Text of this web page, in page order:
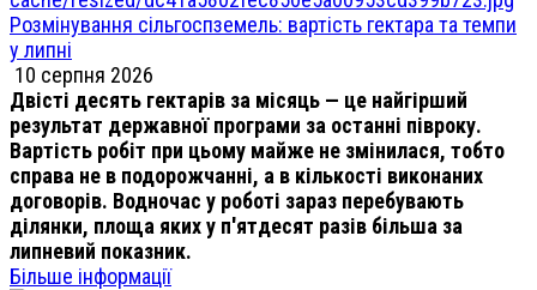
Розмінування сільгоспземель: вартість гектара та темпи
у липні
10 серпня 2026
Двісті десять гектарів за місяць — це найгірший
результат державної програми за останні півроку.
Вартість робіт при цьому майже не змінилася, тобто
справа не в подорожчанні, а в кількості виконаних
договорів. Водночас у роботі зараз перебувають
ділянки, площа яких у п'ятдесят разів більша за
липневий показник.
Більше інформації